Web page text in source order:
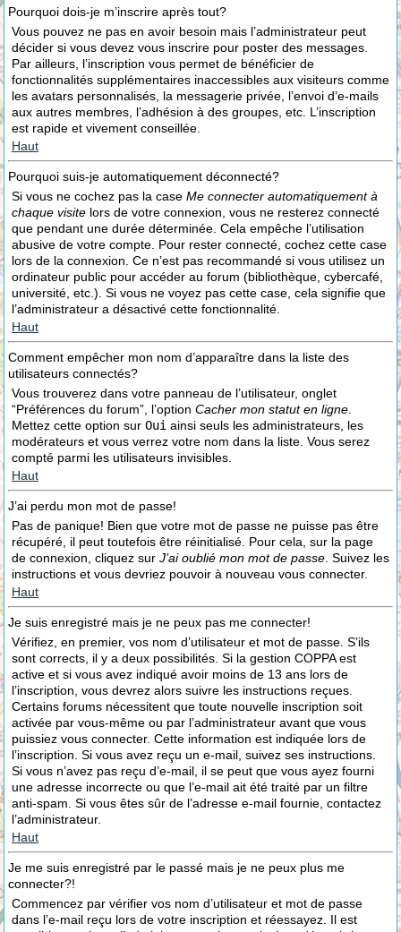
Pourquoi dois-je m’inscrire après tout?
Vous pouvez ne pas en avoir besoin mais l’administrateur peut
décider si vous devez vous inscrire pour poster des messages.
Par ailleurs, l’inscription vous permet de bénéficier de
fonctionnalités supplémentaires inaccessibles aux visiteurs comme
les avatars personnalisés, la messagerie privée, l’envoi d’e-mails
aux autres membres, l’adhésion à des groupes, etc. L’inscription
est rapide et vivement conseillée.
Haut
Pourquoi suis-je automatiquement déconnecté?
Si vous ne cochez pas la case Me connecter automatiquement à
chaque visite lors de votre connexion, vous ne resterez connecté
que pendant une durée déterminée. Cela empêche l’utilisation
abusive de votre compte. Pour rester connecté, cochez cette case
lors de la connexion. Ce n’est pas recommandé si vous utilisez un
ordinateur public pour accéder au forum (bibliothèque, cybercafé,
université, etc.). Si vous ne voyez pas cette case, cela signifie que
l’administrateur a désactivé cette fonctionnalité.
Haut
Comment empêcher mon nom d’apparaître dans la liste des
utilisateurs connectés?
Vous trouverez dans votre panneau de l’utilisateur, onglet
“Préférences du forum”, l’option Cacher mon statut en ligne
Mettez cette option sur Oui ainsi seuls les administrateurs, les
modérateurs et vous verrez votre nom dans la liste. Vous serez
compté parmi les utilisateurs invisibles.
Haut
J’ai perdu mon mot de passe!
Pas de panique! Bien que votre mot de passe ne puisse pas être
récupéré, il peut toutefois être réinitialisé. Pour cela, sur la page
de connexion, cliquez sur J’ai oublié mon mot de passe . Suivez les
instructions et vous devriez pouvoir à nouveau vous connecter.
Haut
Je suis enregistré mais je ne peux pas me connecter!
Vérifiez, en premier, vos nom d’utilisateur et mot de passe. S’ils
sont corrects, il y a deux possibilités. Si la gestion COPPA est
active et si vous avez indiqué avoir moins de 13 ans lors de
l’inscription, vous devrez alors suivre les instructions reçues.
Certains forums nécessitent que toute nouvelle inscription soit
activée par vous-même ou par l’administrateur avant que vous
puissiez vous connecter. Cette information est indiquée lors de
l’inscription. Si vous avez reçu un e-mail, suivez ses instructions.
Si vous n’avez pas reçu d’e-mail, il se peut que vous ayez fourni
une adresse incorrecte ou que l’e-mail ait été traité par un filtre
anti-spam. Si vous êtes sûr de l’adresse e-mail fournie, contactez
l’administrateur.
Haut
Je me suis enregistré par le passé mais je ne peux plus me
connecter?!
Commencez par vérifier vos nom d’utilisateur et mot de passe
dans l’e-mail reçu lors de votre inscription et réessayez. Il est